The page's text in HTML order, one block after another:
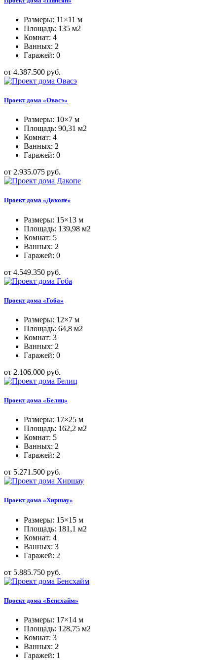
Размеры: 11×11 м
Площадь: 135 м2
Комнат: 4
Ванных: 2
Гаражей: 0
от 4.387.500 руб.
Проект дома «Овасэ»
Размеры: 10×7 м
Площадь: 90,31 м2
Комнат: 4
Ванных: 2
Гаражей: 0
от 2.935.075 руб.
Проект дома «Дакопе»
Размеры: 15×13 м
Площадь: 139,98 м2
Комнат: 5
Ванных: 2
Гаражей: 0
от 4.549.350 руб.
Проект дома «Гоба»
Размеры: 12×7 м
Площадь: 64,8 м2
Комнат: 3
Ванных: 2
Гаражей: 0
от 2.106.000 руб.
Проект дома «Белиц»
Размеры: 17×25 м
Площадь: 162,2 м2
Комнат: 5
Ванных: 2
Гаражей: 2
от 5.271.500 руб.
Проект дома «Хиршау»
Размеры: 15×15 м
Площадь: 181,1 м2
Комнат: 4
Ванных: 3
Гаражей: 2
от 5.885.750 руб.
Проект дома «Бенсхайм»
Размеры: 17×14 м
Площадь: 128,75 м2
Комнат: 3
Ванных: 2
Гаражей: 1